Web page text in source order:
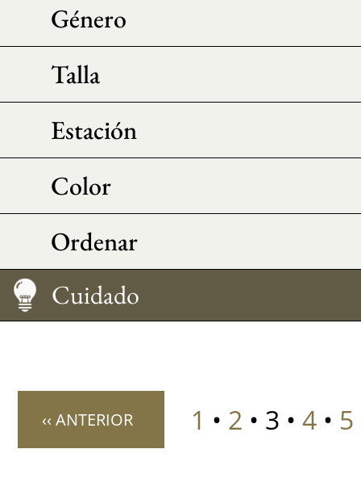
Género
Talla
Estación
Color
Ordenar
Cómo llevarlo
Medir su talla
‹‹ ANTERIOR 1 • 2 • 3 • 4• 5